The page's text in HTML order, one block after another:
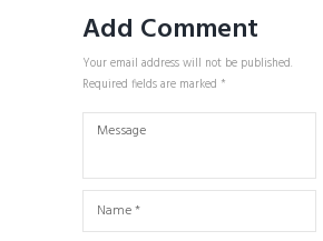
Add Comment
Your email address will not be published.
Required fields are marked *